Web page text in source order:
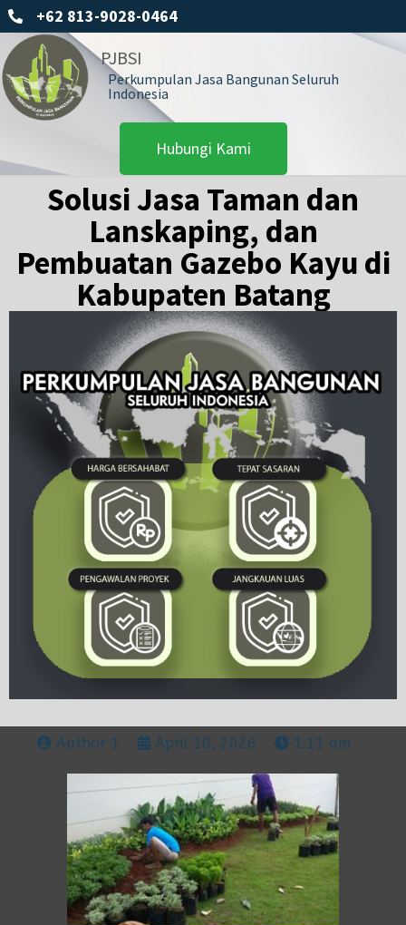
+62 813-9028-0464
PJBSI
Perkumpulan Jasa Bangunan Seluruh
Indonesia
Hubungi Kami
Solusi Jasa Taman dan
Lanskaping, dan
Pembuatan Gazebo Kayu di
Kabupaten Batang
Author 1 April 10, 2026 1:11 am